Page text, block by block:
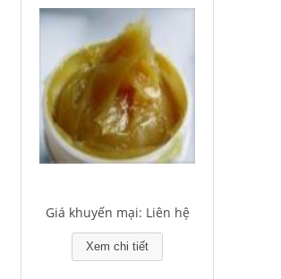
Giá khuyến mại: Liên hệ
Xem chi tiết